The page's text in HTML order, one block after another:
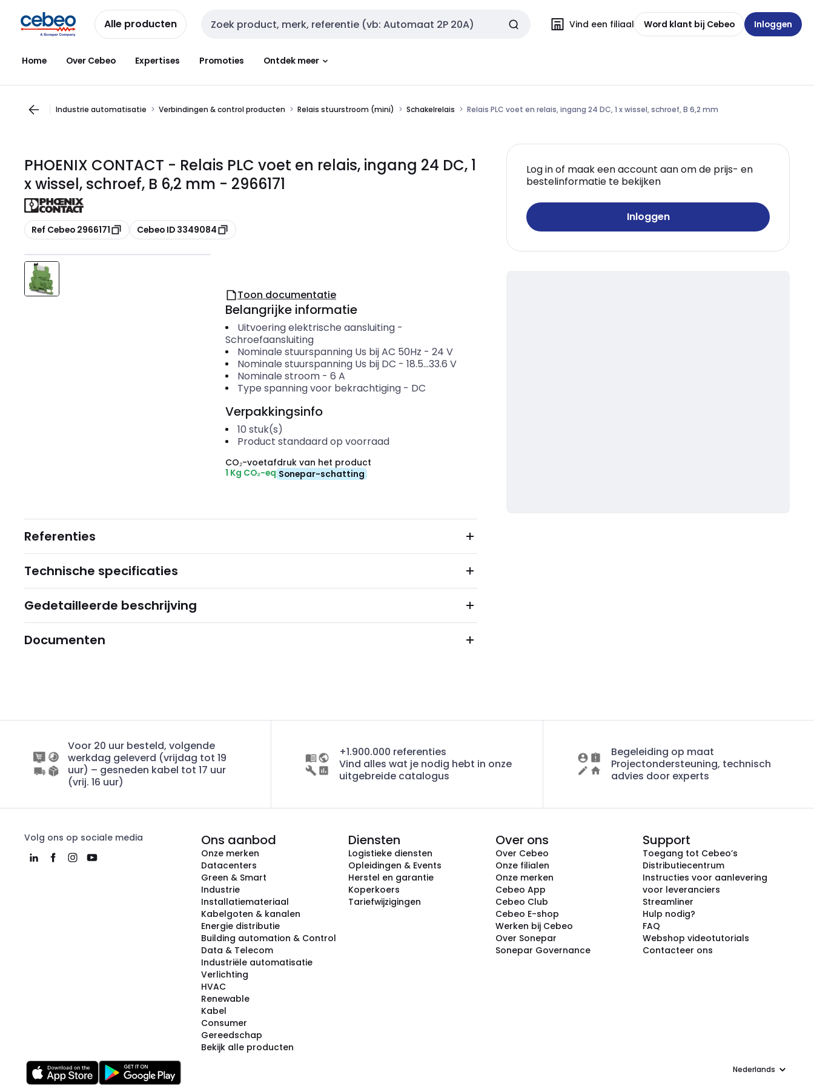
naar
navigatie
naar
inhoud
Alle producten Zoekveld invoer Vind een filiaal Word klant bij Cebeo Inloggen
Home Over Cebeo Expertises Promoties Ontdek meer
Industrie automatisatie Verbindingen & control producten Relais stuurstroom (mini) Schakelrelais Relais PLC voet en relais, ingang 24 DC, 1 x wissel, schroef, B 6,2 mm
PHOENIX CONTACT - Relais PLC voet en relais, ingang 24 DC, 1
x wissel, schroef, B 6,2 mm - 2966171
Kopiëren
Ref Cebeo 2966171 Kopiëren
Cebeo ID 3349084
Log in of maak een account aan om de prijs- en
bestelinformatie te bekijken
Inloggen
Toon documentatie
Belangrijke informatie
Uitvoering elektrische aansluiting-
Schroefaansluiting
Nominale stuurspanning Us bij AC 50Hz - 24 V
Nominale stuurspanning Us bij DC - 18.5...33.6 V
Nominale stroom- 6 A
Type spanning voor bekrachtiging- DC
Verpakkingsinfo
10 stuk(s)
Product standaard op voorraad
CO₂-voetafdruk van het product
1 Kg CO₂-eq Sonepar-schatting
Referenties
Technische specificaties
Gedetailleerde beschrijving
Documenten
Voor 20 uur besteld, volgende
werkdag geleverd (vrijdag tot 19
uur) – gesneden kabel tot 17 uur
(vrij. 16 uur)
+1.900.000 referenties
Vind alles wat je nodig hebt in onze
uitgebreide catalogus
Begeleiding op maat
Projectondersteuning, technisch
advies door experts
Volg ons op sociale media Ons aanbod
Onze merken
Datacenters
Green & Smart
Industrie
Installatiemateriaal
Kabelgoten & kanalen
Energie distributie
Building automation & Control
Data & Telecom
Industriële automatisatie
Verlichting
HVAC
Renewable
Kabel
Consumer
Gereedschap
Bekijk alle producten
Diensten
Logistieke diensten
Opleidingen & Events
Herstel en garantie
Koperkoers
Tariefwijzigingen
Over ons
Over Cebeo
Onze filialen
Onze merken
Cebeo App
Cebeo Club
Cebeo E-shop
Werken bij Cebeo
Over Sonepar
Sonepar Governance
Support
Toegang tot Cebeo’s
Distributiecentrum
Instructies voor aanlevering
voor leveranciers
Streamliner
Hulp nodig?
FAQ
Webshop videotutorials
Contacteer ons
Taal